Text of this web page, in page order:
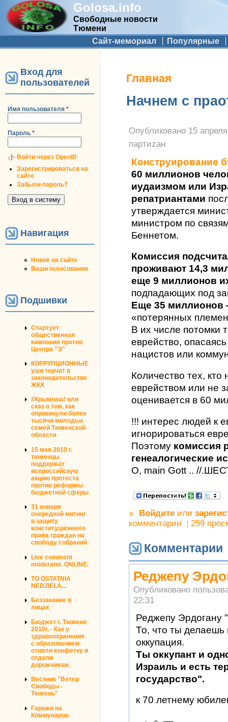
Golosa.info
Свободные новости
Тюмени
Дополнительное меню
Сайт-мемориал Популярные
Вход для
пользователей
Имя пользователя *
Пароль *
Войти через OpenID
Зарегистрироваться на
сайте
Забыли пароль?
Навигация
Новое на сайте
Ваши голосования
Подшивки
Стартует
общественная
кампания против
Центра "Э"
КОРРУПЦИОННЫЕ
уши торчат в
законодательстве
ЖКХ
#Крымнаш! или
сказ о том, как
опрокинули более
тысячи молодых
семей Тюменской
области
15 мая 2010 г.
тюменцы
поддержат
всероссийскую
акцию протеста
против реформы
бюджетной сферы
31 января
очередной митинг
в защиту
конституционного
права граждан на
своблду собраний
Live comment
moderator. ONLINE.
TO OSTATNIA
NEDZIELA...
Беззаконие в
лицах
Бюджет г. Тюмени
2010г. - Как у
здравоохранения
с образованием
отняли конфетку и
отдали
дорожникам.
Вестник "Ветер
Свободы -
Тюмень"
Гаражи на
Коммунаров
Вы здесь
Главная
Начнем с
Опубликовано 15
партиzан
Конструирование
60 миллионов
иудаизмом или
репатриантами
утверждается
министром по
Беннетом.
Комиссия
проживают 14,3
еще 9 миллионов
подпадающих под
Еще 35 миллионов
«потерянных
В их числе потомки
еврейство,
нацистов или
Количество тех, кто
еврейством или не
оценивается в 60
!!! интерес людей к
игнорироваться
Поэтому комиссия
генеалогические
О, main Gott .. //
» Войдите или
комментарии
259
Комментарии
Реджепу
Опубликовано
22:31
Реджепу Эрдогану
То, что ты делаешь
оккупация.
Ты оккупант и
Израиль и есть
государство".
к 70 летнему